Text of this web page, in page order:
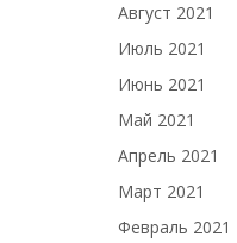
Август 2021
Июль 2021
Июнь 2021
Май 2021
Апрель 2021
Март 2021
Февраль 2021